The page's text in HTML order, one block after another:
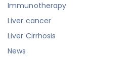
Immunotherapy
Liver cancer
Liver Cirrhosis
News